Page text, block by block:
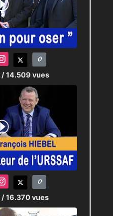
/ 14.509 vues
/ 16.370 vues